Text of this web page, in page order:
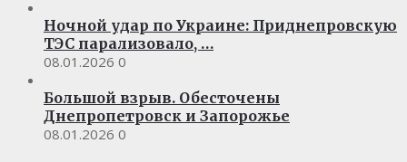
Ночной удар по Украине: Приднепровскую
ТЭС парализовало, …
08.01.2026 0
Большой взрыв. Обесточены
Днепропетровск и Запорожье
08.01.2026 0